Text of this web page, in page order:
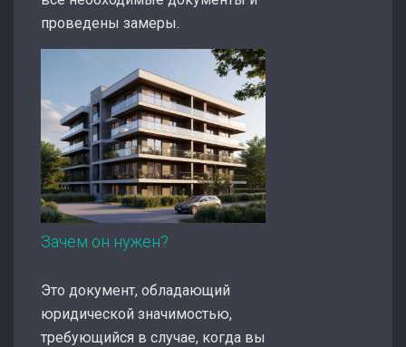
проведены замеры.
Зачем он нужен?
Это документ, обладающий
юридической значимостью,
требующийся в случае, когда вы